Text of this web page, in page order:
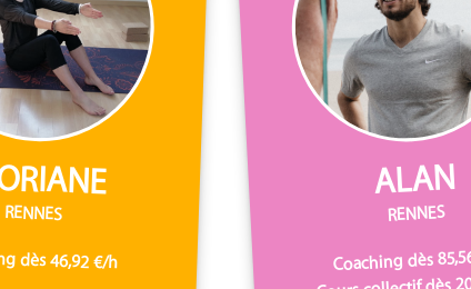
RENNES
dès 46,92 €/h
ALAN
RENNES
Coaching dès